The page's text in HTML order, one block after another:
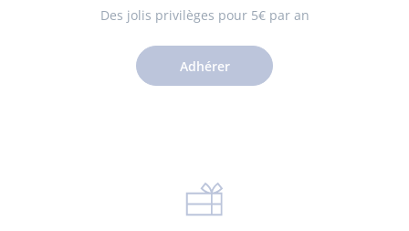
Des jolis privilèges pour 5€ par an
Adhérer